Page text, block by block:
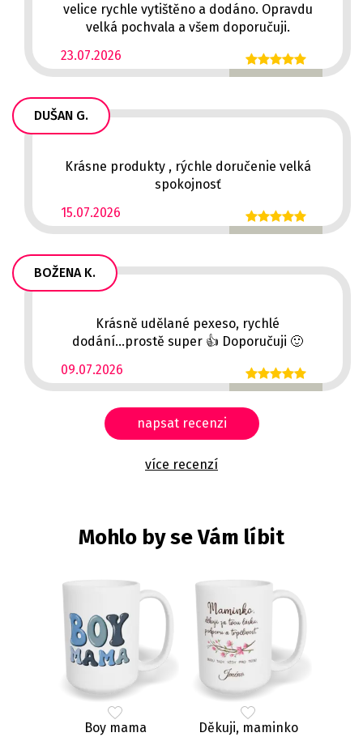
23.07.2026
velice rychle vytištěno a dodáno. Opravdu
velká pochvala a všem doporučuji.
DUŠAN G.
15.07.2026
Krásne produkty , rýchle doručenie velká
spokojnosť
BOŽENA K.
09.07.2026
Krásně udělané pexeso, rychlé
dodání...prostě super 👍 Doporučuji 🙂
napsat recenzi
více recenzí
Mohlo by se Vám líbit
Boy mama Děkuji, maminko